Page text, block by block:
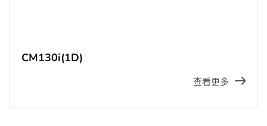
CM130i(1D)
查看更多